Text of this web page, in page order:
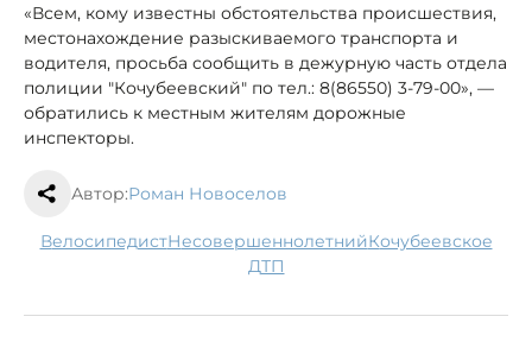
«Всем, кому известны обстоятельства происшествия,
местонахождение разыскиваемого транспорта и
водителя, просьба сообщить в дежурную часть отдела
полиции "Кочубеевский" по тел.: 8(86550) 3-79-00», —
обратились к местным жителям дорожные
инспекторы.
Автор:Роман Новоселов
велосипедист несовершеннолетний Кочубеевское
ДТП